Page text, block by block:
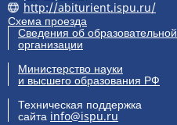
http://abiturient.ispu.ru/
Схема проезда
Сведения об образовательной
организации
Министерство науки
и высшего образования РФ
Техническая поддержка
сайта info@ispu.ru